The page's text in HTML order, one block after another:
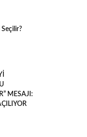
Seçilir?
MESAJI: